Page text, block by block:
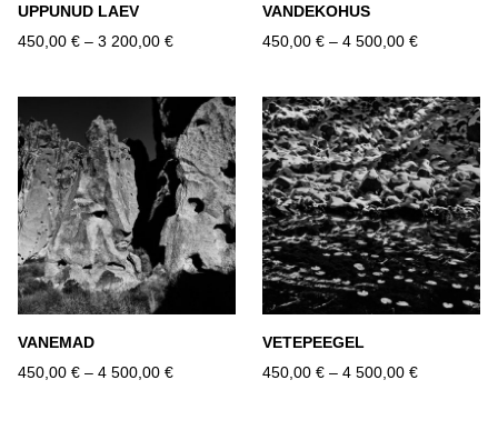
UPPUNUD LAEV
450,00 € – 3 200,00 €
VANDEKOHUS
450,00 € – 4 500,00 €
VANEMAD
450,00 € – 4 500,00 €
VETEPEEGEL
450,00 € – 4 500,00 €